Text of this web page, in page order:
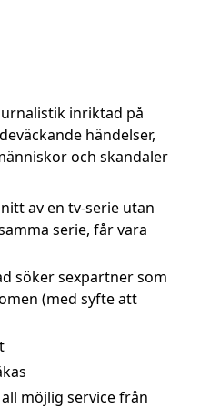
inriktad på
händelser,
och skandaler
av en tv-serie utan
serie, får vara
söker sexpartner som
(med syfte att
möjlig service från